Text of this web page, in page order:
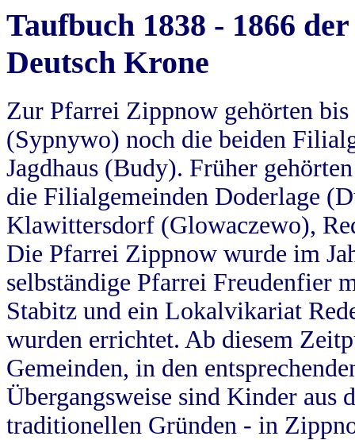
Taufbuch 1838 - 1866
Deutsch Krone
Zur Pfarrei Zippnow gehörten
(Sypnywo) noch die beiden
Jagdhaus (Budy). Früher
die Filialgemeinden Doderlage
Klawittersdorf (Glowaczewo),
Die Pfarrei Zippnow wurde im
selbständige Pfarrei Freudenfier
Stabitz und ein Lokalvikariat
wurden errichtet. Ab diesem
Gemeinden, in den
Übergangsweise sind Kinder aus
traditionellen Gründen - in